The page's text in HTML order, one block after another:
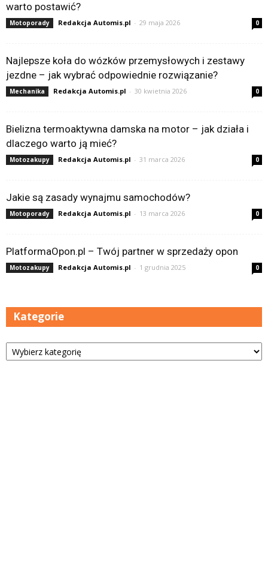
warto postawić?
Motoporady Redakcja Automis.pl - 29 maja 2026 0
Najlepsze koła do wózków przemysłowych i zestawy
jezdne – jak wybrać odpowiednie rozwiązanie?
Mechanika Redakcja Automis.pl - 30 kwietnia 2026 0
Bielizna termoaktywna damska na motor – jak działa i
dlaczego warto ją mieć?
Motozakupy Redakcja Automis.pl - 31 marca 2026 0
Jakie są zasady wynajmu samochodów?
Motoporady Redakcja Automis.pl - 13 marca 2026 0
PlatformaOpon.pl – Twój partner w sprzedaży opon
Motozakupy Redakcja Automis.pl - 1 grudnia 2025 0
Kategorie
Kategorie